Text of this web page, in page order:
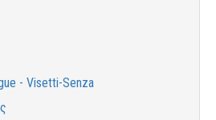
- Visetti-Senza